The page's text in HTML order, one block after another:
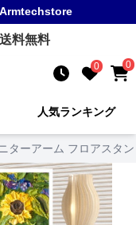
Armtechstore
料無料
0 0
人気ランキング
ターアーム フロアスタ